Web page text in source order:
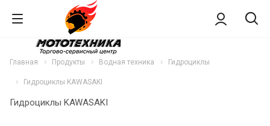
Главная Продукты Водная техника Гидроциклы
Гидроциклы KAWASAKI
Гидроциклы KAWASAKI